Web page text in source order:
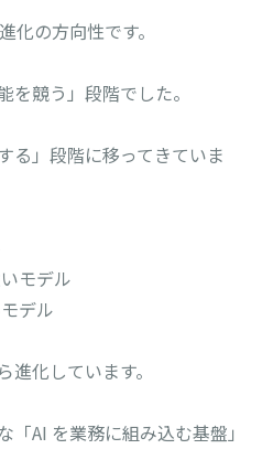
化の方向性です。
を競う」段階でした。
る」段階に移ってきていま
モデル
デル
化しています。
「AI を業務に組み込む基盤」